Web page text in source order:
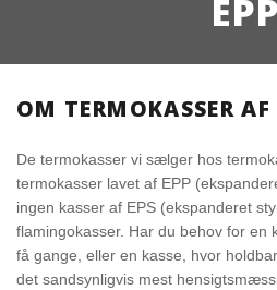
EPP
OM TERMOKASSER AF
De termokasser vi sælger hos
termokasser lavet af EPP
ingen kasser af EPS (ekspanderet
flamingokasser. Har du behov for en
få gange, eller en kasse, hvor
det sandsynligvis mest